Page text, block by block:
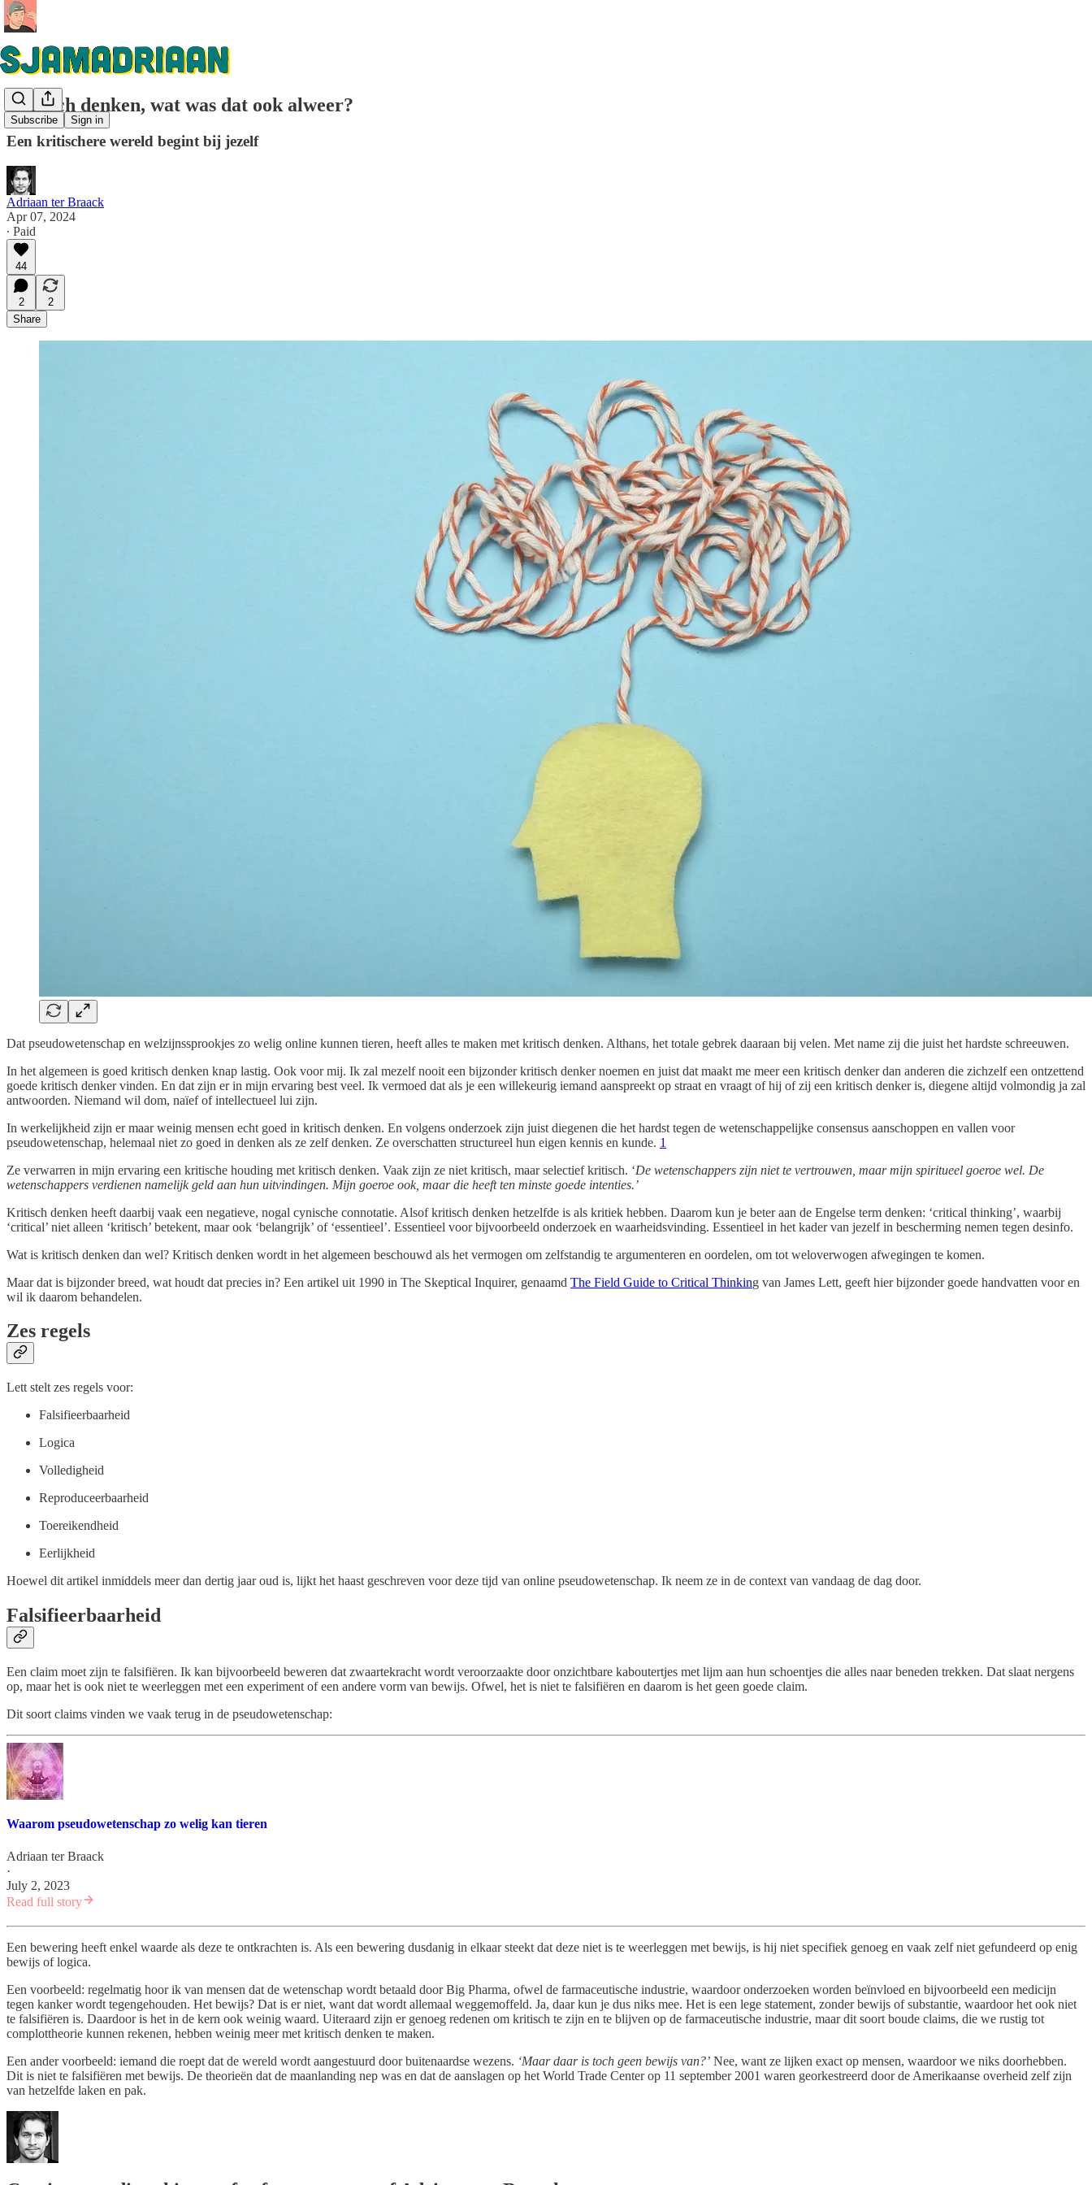
Subscribe Sign in
Kritisch denken, wat was dat ook alweer?
Een kritischere wereld begint bij jezelf
Adriaan ter Braack
Apr 07, 2024
∙ Paid
44
2
2
Share
Dat pseudowetenschap en welzijnssprookjes zo welig online kunnen tieren, heeft alles te maken met kritisch denken. Althans, het totale gebrek daaraan bij velen. Met name zij die juist het hardste schreeuwen.
In het algemeen is goed kritisch denken knap lastig. Ook voor mij. Ik zal mezelf nooit een bijzonder kritisch denker noemen en juist dat maakt me meer een kritisch denker dan anderen die zichzelf een ontzettend
goede kritisch denker vinden. En dat zijn er in mijn ervaring best veel. Ik vermoed dat als je een willekeurig iemand aanspreekt op straat en vraagt of hij of zij een kritisch denker is, diegene altijd volmondig ja zal
antwoorden. Niemand wil dom, naïef of intellectueel lui zijn.
In werkelijkheid zijn er maar weinig mensen echt goed in kritisch denken. En volgens onderzoek zijn juist diegenen die het hardst tegen de wetenschappelijke consensus aanschoppen en vallen voor
pseudowetenschap, helemaal niet zo goed in denken als ze zelf denken. Ze overschatten structureel hun eigen kennis en kunde. 1
Ze verwarren in mijn ervaring een kritische houding met kritisch denken. Vaak zijn ze niet kritisch, maar selectief kritisch. ‘De wetenschappers zijn niet te vertrouwen, maar mijn spiritueel goeroe wel. De
wetenschappers verdienen namelijk geld aan hun uitvindingen. Mijn goeroe ook, maar die heeft ten minste goede intenties.’
Kritisch denken heeft daarbij vaak een negatieve, nogal cynische connotatie. Alsof kritisch denken hetzelfde is als kritiek hebben. Daarom kun je beter aan de Engelse term denken: ‘critical thinking’, waarbij
‘critical’ niet alleen ‘kritisch’ betekent, maar ook ‘belangrijk’ of ‘essentieel’. Essentieel voor bijvoorbeeld onderzoek en waarheidsvinding. Essentieel in het kader van jezelf in bescherming nemen tegen desinfo.
Wat is kritisch denken dan wel? Kritisch denken wordt in het algemeen beschouwd als het vermogen om zelfstandig te argumenteren en oordelen, om tot weloverwogen afwegingen te komen.
Maar dat is bijzonder breed, wat houdt dat precies in? Een artikel uit 1990 in The Skeptical Inquirer, genaamd The Field Guide to Critical Thinking van James Lett, geeft hier bijzonder goede handvatten voor en
wil ik daarom behandelen.
Zes regels
Lett stelt zes regels voor:
Falsifieerbaarheid
Logica
Volledigheid
Reproduceerbaarheid
Toereikendheid
Eerlijkheid
Hoewel dit artikel inmiddels meer dan dertig jaar oud is, lijkt het haast geschreven voor deze tijd van online pseudowetenschap. Ik neem ze in de context van vandaag de dag door.
Falsifieerbaarheid
Een claim moet zijn te falsifiëren. Ik kan bijvoorbeeld beweren dat zwaartekracht wordt veroorzaakte door onzichtbare kaboutertjes met lijm aan hun schoentjes die alles naar beneden trekken. Dat slaat nergens
op, maar het is ook niet te weerleggen met een experiment of een andere vorm van bewijs. Ofwel, het is niet te falsifiëren en daarom is het geen goede claim.
Dit soort claims vinden we vaak terug in de pseudowetenschap:
Waarom pseudowetenschap zo welig kan tieren
Adriaan ter Braack
·
July 2, 2023
Read full story
Een bewering heeft enkel waarde als deze te ontkrachten is. Als een bewering dusdanig in elkaar steekt dat deze niet is te weerleggen met bewijs, is hij niet specifiek genoeg en vaak zelf niet gefundeerd op enig
bewijs of logica.
Een voorbeeld: regelmatig hoor ik van mensen dat de wetenschap wordt betaald door Big Pharma, ofwel de farmaceutische industrie, waardoor onderzoeken worden beïnvloed en bijvoorbeeld een medicijn
tegen kanker wordt tegengehouden. Het bewijs? Dat is er niet, want dat wordt allemaal weggemoffeld. Ja, daar kun je dus niks mee. Het is een lege statement, zonder bewijs of substantie, waardoor het ook niet
te falsifiëren is. Daardoor is het in de kern ook weinig waard. Uiteraard zijn er genoeg redenen om kritisch te zijn en te blijven op de farmaceutische industrie, maar dit soort boude claims, die we rustig tot
complottheorie kunnen rekenen, hebben weinig meer met kritisch denken te maken.
Een ander voorbeeld: iemand die roept dat de wereld wordt aangestuurd door buitenaardse wezens. ‘Maar daar is toch geen bewijs van?’ Nee, want ze lijken exact op mensen, waardoor we niks doorhebben.
Dit is niet te falsifiëren met bewijs. De theorieën dat de maanlanding nep was en dat de aanslagen op het World Trade Center op 11 september 2001 waren georkestreerd door de Amerikaanse overheid zelf zijn
van hetzelfde laken en pak.